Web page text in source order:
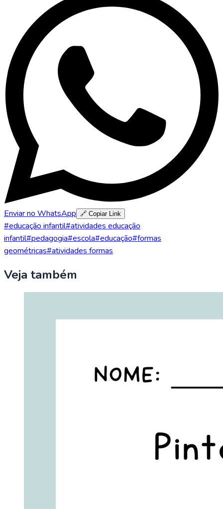
Enviar no WhatsApp 🔗 Copiar Link
#educação infantil#atividades educação
infantil#pedagogia#escola#educação#formas
geométricas#atividades formas
Veja também